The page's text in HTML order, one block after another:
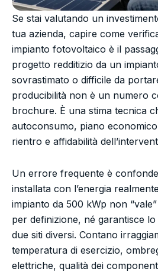
Se stai valutando un
tua azienda, capire come
impianto fotovoltaico è il
progetto redditizio da un
sovrastimato o difficile da
producibilità non è un numero
brochure. È una stima tecnica
autoconsumo, piano
rientro e affidabilità
Un errore frequente è
installata con l’energia
impianto da 500 kWp non
per definizione, né garantisce
due siti diversi. Contano
temperatura di esercizio,
elettriche, qualità dei